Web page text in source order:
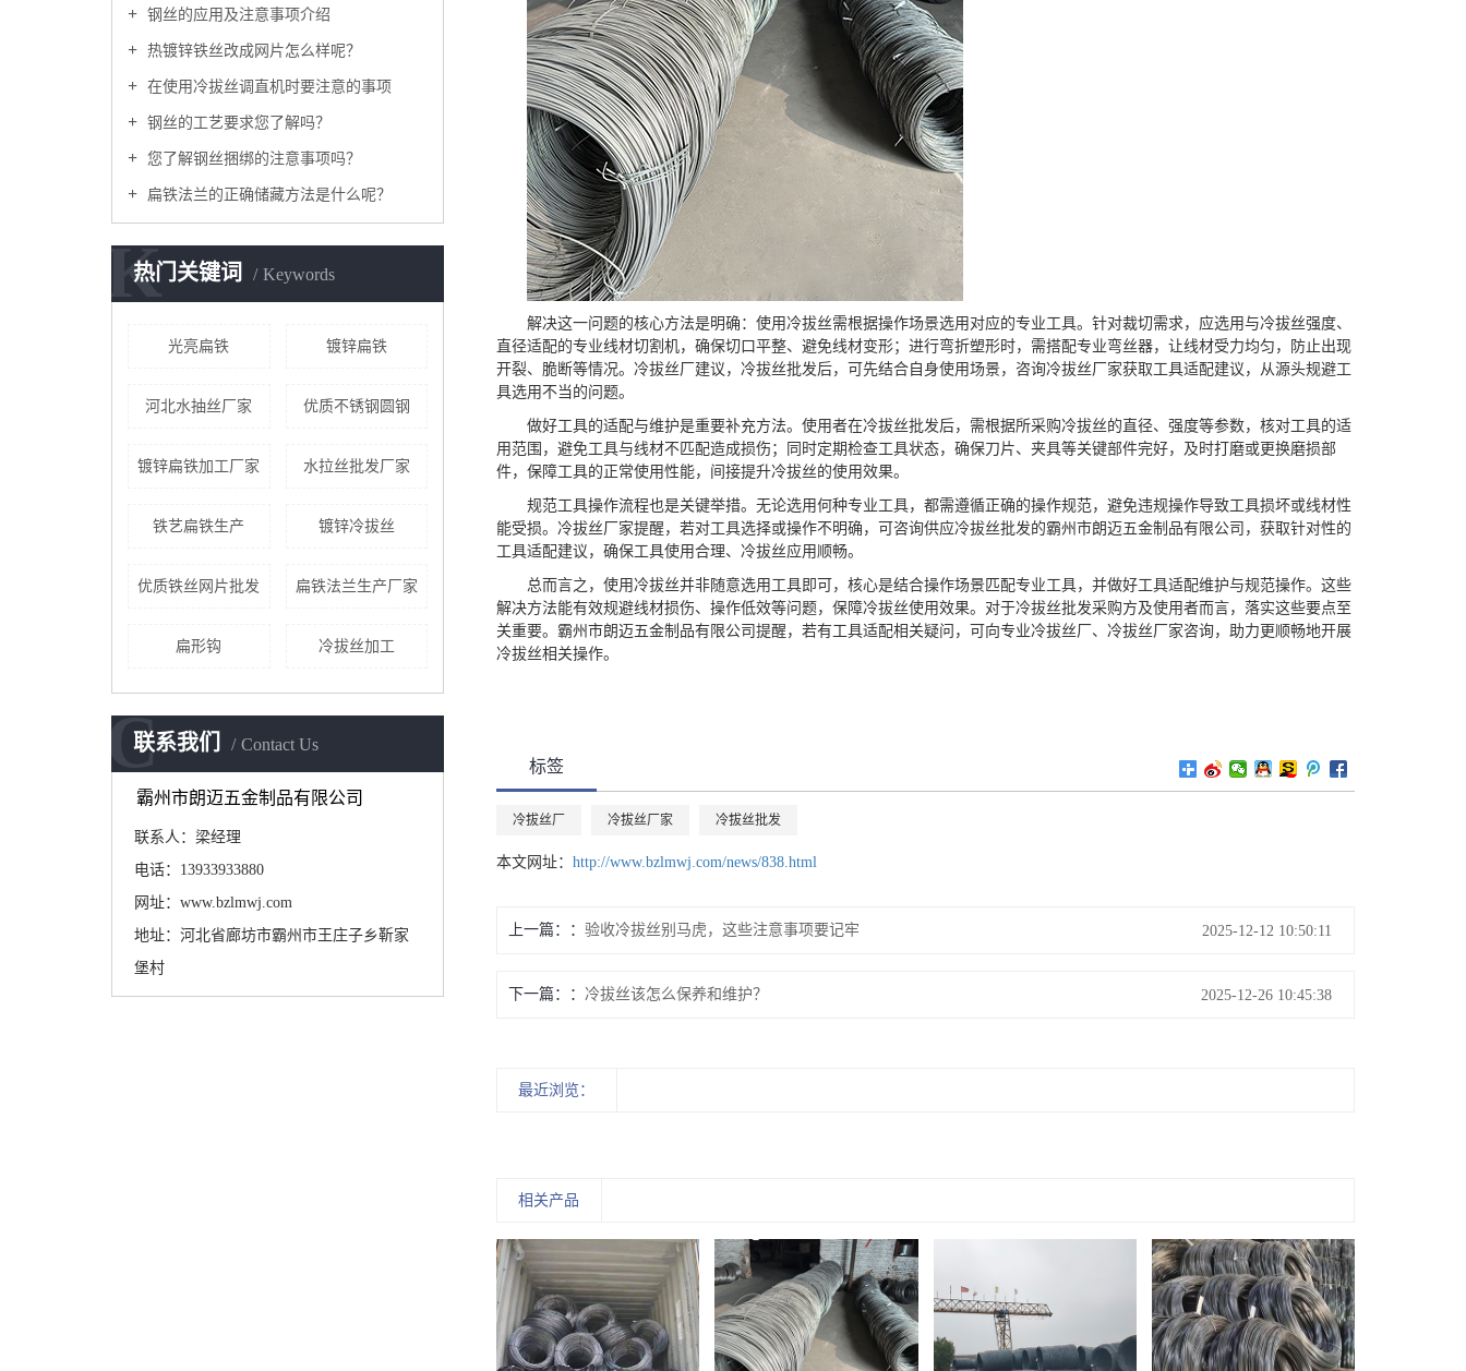
钢丝的应用及注意事项介绍
热镀锌铁丝改成网片怎么样呢？
在使用冷拔丝调直机时要注意的事项
钢丝的工艺要求您了解吗？
您了解钢丝捆绑的注意事项吗？
扁铁法兰的正确储藏方法是什么呢？
热门关键词 Keywords
K
光亮扁铁 镀锌扁铁
河北水抽丝厂家 优质不锈钢圆钢
镀锌扁铁加工厂家 水拉丝批发厂家
铁艺扁铁生产 镀锌冷拔丝
优质铁丝网片批发 扁铁法兰生产厂家
扁形钩 冷拔丝加工
联系我们 Contact Us
C
霸州市朗迈五金制品有限公司
联系人：梁经理
电话：13933933880
网址：www.bzlmwj.com
地址：河北省廊坊市霸州市王庄子乡靳家
堡村
解决这一问题的核心方法是明确：使用冷拔丝需根据操作场景选用对应的专业工具。针对裁切需求，应选用与冷拔丝强度、
直径适配的专业线材切割机，确保切口平整、避免线材变形；进行弯折塑形时，需搭配专业弯丝器，让线材受力均匀，防止出现
开裂、脆断等情况。冷拔丝厂建议，冷拔丝批发后，可先结合自身使用场景，咨询冷拔丝厂家获取工具适配建议，从源头规避工
具选用不当的问题。
做好工具的适配与维护是重要补充方法。使用者在冷拔丝批发后，需根据所采购冷拔丝的直径、强度等参数，核对工具的适
用范围，避免工具与线材不匹配造成损伤；同时定期检查工具状态，确保刀片、夹具等关键部件完好，及时打磨或更换磨损部
件，保障工具的正常使用性能，间接提升冷拔丝的使用效果。
规范工具操作流程也是关键举措。无论选用何种专业工具，都需遵循正确的操作规范，避免违规操作导致工具损坏或线材性
能受损。冷拔丝厂家提醒，若对工具选择或操作不明确，可咨询供应冷拔丝批发的霸州市朗迈五金制品有限公司，获取针对性的
工具适配建议，确保工具使用合理、冷拔丝应用顺畅。
总而言之，使用冷拔丝并非随意选用工具即可，核心是结合操作场景匹配专业工具，并做好工具适配维护与规范操作。这些
解决方法能有效规避线材损伤、操作低效等问题，保障冷拔丝使用效果。对于冷拔丝批发采购方及使用者而言，落实这些要点至
关重要。霸州市朗迈五金制品有限公司提醒，若有工具适配相关疑问，可向专业冷拔丝厂、冷拔丝厂家咨询，助力更顺畅地开展
冷拔丝相关操作。
标签
冷拔丝厂 冷拔丝厂家 冷拔丝批发
本文网址： http://www.bzlmwj.com/news/838.html
上一篇： 验收冷拔丝别马虎，这些注意事项要记牢 2025-12-12 10:50:11
下一篇： 冷拔丝该怎么保养和维护？ 2025-12-26 10:45:38
最近浏览：
相关产品